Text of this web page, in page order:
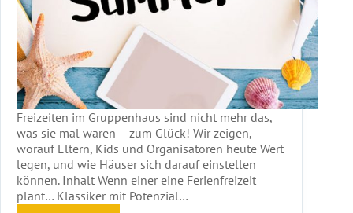
Freizeiten im Gruppenhaus sind nicht mehr das,
was sie mal waren – zum Glück! Wir zeigen,
worauf Eltern, Kids und Organisatoren heute Wert
legen, und wie Häuser sich darauf einstellen
können. Inhalt Wenn einer eine Ferienfreizeit
plant… Klassiker mit Potenzial…